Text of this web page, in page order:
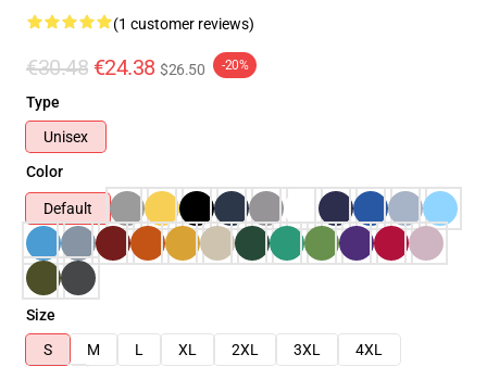
(1 customer reviews)
€30.48 €24.38 $26.50 -20%
Type
Unisex
Color
Default
Size
S
M L XL 2XL 3XL
4XL